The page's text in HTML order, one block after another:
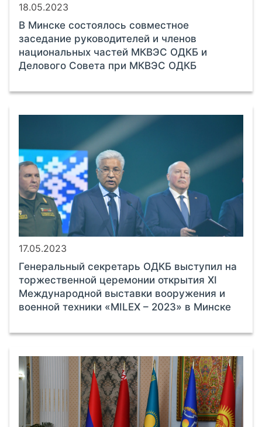
18.05.2023
В Минске состоялось совместное
заседание руководителей и членов
национальных частей МКВЭС ОДКБ и
Делового Совета при МКВЭС ОДКБ
17.05.2023
Генеральный секретарь ОДКБ выступил на
торжественной церемонии открытия XI
Международной выставки вооружения и
военной техники «MILEX – 2023» в Минске